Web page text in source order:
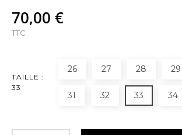
70,00 €
TTC
TAILLE :
33
26 27 28 29
31 32 33 34